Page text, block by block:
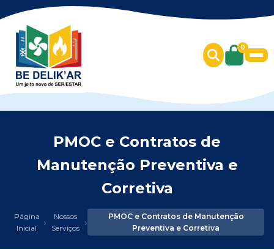
0
PMOC e Contratos de
Manutenção Preventiva e
Corretiva
Página
Inicial
›
Nossos
Serviços ›
PMOC e Contratos de Manutenção
Preventiva e Corretiva